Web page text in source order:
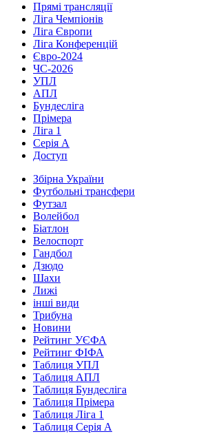
Прямі трансляції
Ліга Чемпіонів
Ліга Європи
Ліга Конференцій
Євро-2024
ЧС-2026
УПЛ
АПЛ
Бундесліга
Прімера
Ліга 1
Серія А
Доступ
Збірна України
Футбольні трансфери
Футзал
Волейбол
Біатлон
Велоспорт
Гандбол
Дзюдо
Шахи
Лижі
інші види
Трибуна
Новини
Рейтинг УЄФА
Рейтинг ФІФА
Таблиця УПЛ
Таблиця АПЛ
Таблиця Бундесліга
Таблиця Прімера
Таблиця Ліга 1
Таблиця Серія А